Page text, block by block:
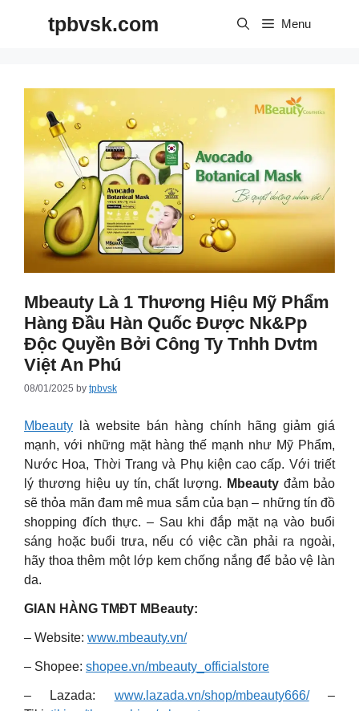
tpbvsk.com Menu
Mbeauty Là 1 Thương Hiệu Mỹ Phẩm
Hàng Đầu Hàn Quốc Được Nk&pp
Độc Quyền Bởi Công Ty Tnhh Dvtm
Việt An Phú
08/01/2025 by tpbvsk
Mbeauty là website bán hàng chính hãng giảm giá
mạnh, với những mặt hàng thế mạnh như Mỹ Phẩm,
Nước Hoa, Thời Trang và Phụ kiện cao cấp. Với triết
lý thương hiệu uy tín, chất lượng. Mbeauty đảm bảo
sẽ thỏa mãn đam mê mua sắm của bạn – những tín đồ
shopping đích thực. – Sau khi đắp mặt nạ vào buổi
sáng hoặc buổi trưa, nếu có việc cần phải ra ngoài,
hãy thoa thêm một lớp kem chống nắng để bảo vệ làn
da.
GIAN HÀNG TMĐT MBeauty:
– Website: www.mbeauty.vn/
– Shopee: shopee.vn/mbeauty_officialstore
– Lazada: www.lazada.vn/shop/mbeauty666/–